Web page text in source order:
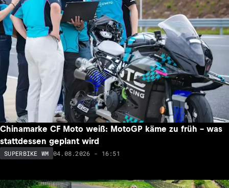
Chinamarke CF Moto weiß: MotoGP käme zu früh – was
stattdessen geplant wird
SUPERBIKE WM 04.08.2026 - 16:51